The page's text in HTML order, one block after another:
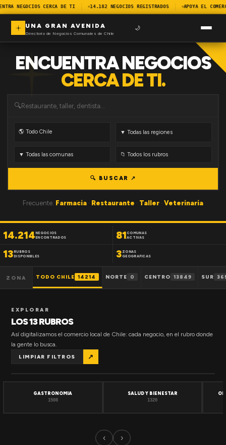
NEGOCIOS CERCA DE TI 14.182 NEGOCIOS REGISTRADOS APOYA EL
UNA GRAN AVENIDA
Directorio de Negocios Comunales de Chile
🌙
ENCUENTRA NEGOCIOS
CERCA DE TI.
🔍
🔍 BUSCAR ↗
Frecuente: Farmacia · Restaurante · Taller · Veterinaria
14.214NEGOCIOS
ENCONTRADOS
81 COMUNAS
ACTIVAS
13RUBROS
DISPONIBLES
3 ZONAS
GEOGRAFICAS
ZONA TODO CHILE 14214 NORTE 0 CENTRO 13849 SUR
EXPLORAR
LOS 13 RUBROS
Así digitalizamos el comercio local de Chile: cada negocio, en el rubro donde
la gente lo busca.
LIMPIAR FILTROS ↗
GASTRONOMIA
1508
SALUD Y BIENESTAR
1320
‹ ›